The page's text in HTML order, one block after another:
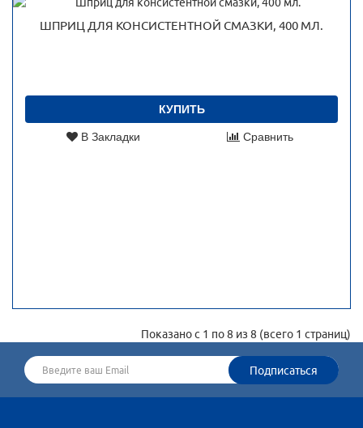
ШПРИЦ ДЛЯ КОНСИСТЕНТНОЙ СМАЗКИ, 400 МЛ.
КУПИТЬ
В Закладки Сравнить
Показано с 1 по 8 из 8 (всего 1 страниц)